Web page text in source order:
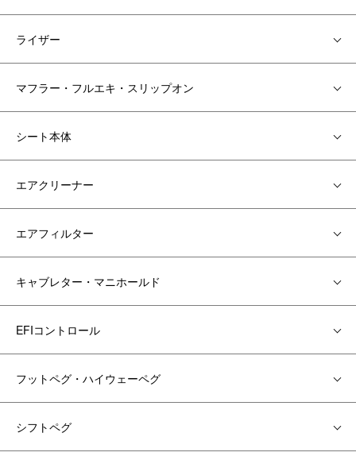
ライザー
マフラー・フルエキ・スリップオン
シート本体
エアクリーナー
エアフィルター
キャブレター・マニホールド
EFIコントロール
フットペグ・ハイウェーペグ
シフトペグ